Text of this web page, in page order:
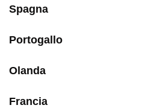
Spagna
Portogallo
Olanda
Francia